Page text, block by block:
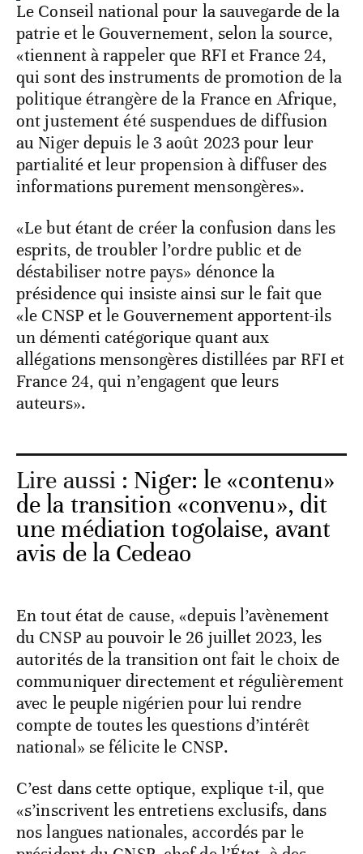
Le Conseil national pour la sauvegarde de la
patrie et le Gouvernement, selon la source,
«tiennent à rappeler que RFI et France 24,
qui sont des instruments de promotion de la
politique étrangère de la France en Afrique,
ont justement été suspendues de diffusion
au Niger depuis le 3 août 2023 pour leur
partialité et leur propension à diffuser des
informations purement mensongères».
«Le but étant de créer la confusion dans les
esprits, de troubler l’ordre public et de
déstabiliser notre pays» dénonce la
présidence qui insiste ainsi sur le fait que
«le CNSP et le Gouvernement apportent-ils
un démenti catégorique quant aux
allégations mensongères distillées par RFI et
France 24, qui n’engagent que leurs
auteurs».
Lire aussi : Niger: le «contenu»
de la transition «convenu», dit
une médiation togolaise, avant
avis de la Cedeao
En tout état de cause, «depuis l’avènement
du CNSP au pouvoir le 26 juillet 2023, les
autorités de la transition ont fait le choix de
communiquer directement et régulièrement
avec le peuple nigérien pour lui rendre
compte de toutes les questions d’intérêt
national» se félicite le CNSP.
C’est dans cette optique, explique t-il, que
«s’inscrivent les entretiens exclusifs, dans
nos langues nationales, accordés par le